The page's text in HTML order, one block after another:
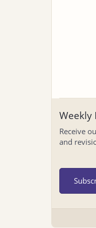
Weekly
Receive
and